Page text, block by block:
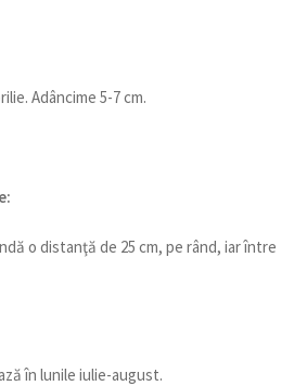
Adâncime 5-7 cm.
o distanţă de 25 cm, pe rând, iar între
în lunile iulie-august.